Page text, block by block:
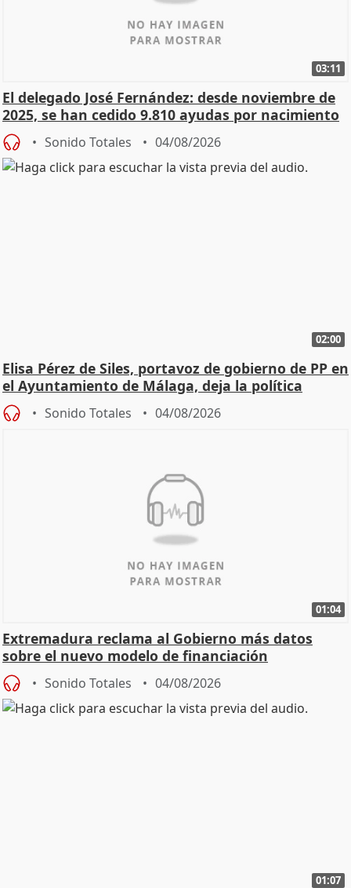
03:11
El delegado José Fernández: desde noviembre de
2025, se han cedido 9.810 ayudas por nacimiento
Sonido Totales 04/08/2026
02:00
Elisa Pérez de Siles, portavoz de gobierno de PP en
el Ayuntamiento de Málaga, deja la política
Sonido Totales 04/08/2026
01:04
Extremadura reclama al Gobierno más datos
sobre el nuevo modelo de financiación
Sonido Totales 04/08/2026
01:07